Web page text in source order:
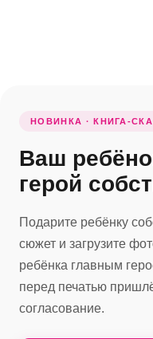
НОВИНКА · КНИГА-
Ваш
герой
Подарите ребёнку
сюжет и загрузите
ребёнка главным
перед печатью
согласование.